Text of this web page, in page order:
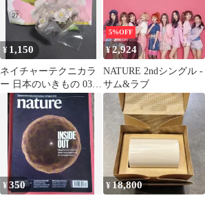
¥ 1,150
ネイチャーテクニカラ
ー 日本のいきもの 03
ソメイヨシノ
5%OFF
¥2,924
NATURE 2ndシングル -
サム&ラブ
¥350 ¥ 18,800